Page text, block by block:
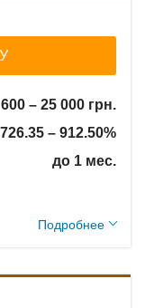
600 – 25 000 грн.
726.35 – 912.50%
до 1 мес.
Подробнее